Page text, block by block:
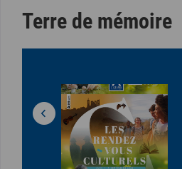
Terre de mémoire